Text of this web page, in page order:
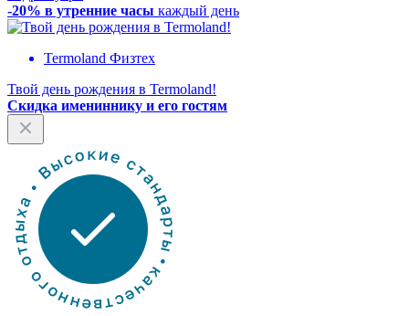
-20% в утренние часы каждый день
Termoland Физтех
Твой день рождения в Termoland!
Скидка имениннику и его гостям